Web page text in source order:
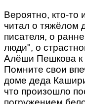
Вероятно, кто-то
читал о тяжёлом
писателя, о
люди", о
Алёши Пешкова к
Помните свои
доме деда
что произошло